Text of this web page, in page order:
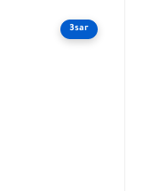
3sar